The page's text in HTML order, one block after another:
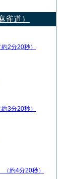
雀道）
約2分20秒）
約3分20秒）
（約4分20秒）